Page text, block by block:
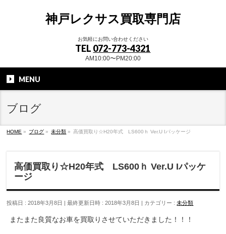
神戸レクサス買取専門店
お気軽にお問い合わせください
TEL 072-773-4321
AM10:00〜PM20:00
MENU
ブログ
HOME » ブログ » 未分類 » 高価買取り☆H20年式 LS600ｈ Ver.U Iパッケージ
高価買取り☆H20年式 LS600ｈ Ver.U Iパッケ
ージ
投稿日 : 2018年3月8日 最終更新日時 : 2018年3月8日 カテゴリー :未分類
またまた良質なお車を買取りさせていただきました！！！